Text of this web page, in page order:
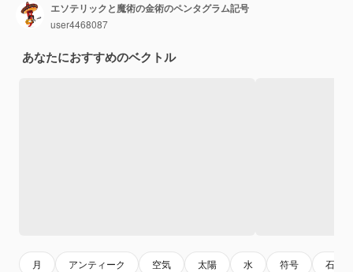
エソテリックと魔術の金術のペンタグラム記号
user4468087
あなたにおすすめのベクトル
月 アンティーク 空気 太陽 水 符号 石